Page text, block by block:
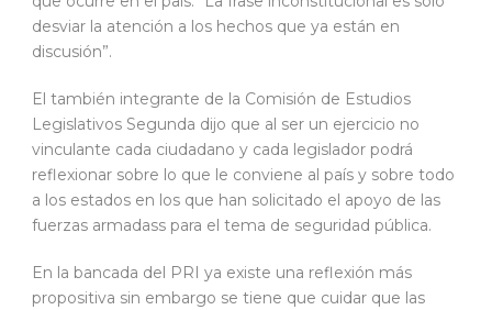
desviar la atención a los hechos que ya están en
discusión”.
El también integrante de la Comisión de Estudios
Legislativos Segunda dijo que al ser un ejercicio no
vinculante cada ciudadano y cada legislador podrá
reflexionar sobre lo que le conviene al país y sobre todo
a los estados en los que han solicitado el apoyo de las
fuerzas armadass para el tema de seguridad pública.
En la bancada del PRI ya existe una reflexión más
propositiva sin embargo se tiene que cuidar que las